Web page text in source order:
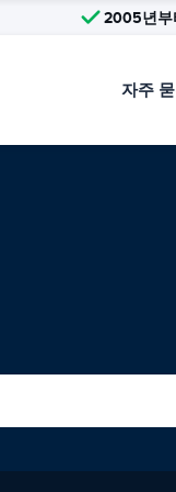
2005년부
자주